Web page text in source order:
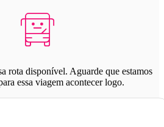
rota disponível. Aguarde que estamos
essa viagem acontecer logo.